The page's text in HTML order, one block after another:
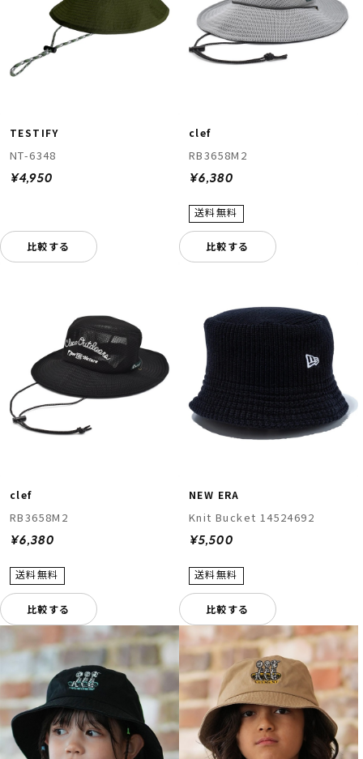
TESTIFY
NT-6348
¥4,950
比較する
clef
RB3658M2
¥6,380
比較する
clef
RB3658M2
¥6,380
比較する
NEW ERA
Knit Bucket 14524692
¥5,500
比較する